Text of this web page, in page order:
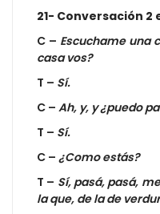
21- Conversación
C – Escuchame una
casa vos?
T – Sí.
C – Ah, y, y ¿puedo
T – Sí.
C – ¿Como estás?
T – Sí, pasá, pasá,
la que, de la de